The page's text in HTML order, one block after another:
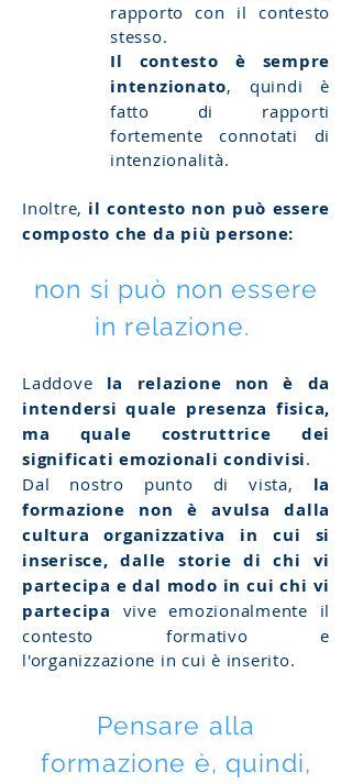
rapporto con il contesto
stesso.
Il contesto è sempre
intenzionato, quindi è
fatto di rapporti
fortemente connotati di
intenzionalità.
Inoltre, il contesto non può essere
composto che da più persone:
non si può non essere
in relazione.
Laddove la relazione non è da
intendersi quale presenza fisica,
ma quale costruttrice dei
significati emozionali condivisi.
Dal nostro punto di vista, la
formazione non è avulsa dalla
cultura organizzativa in cui si
inserisce, dalle storie di chi vi
partecipa e dal modo in cui chi vi
partecipa vive emozionalmente il
contesto formativo e
l'organizzazione in cui è inserito.
Pensare alla
formazione è, quindi,